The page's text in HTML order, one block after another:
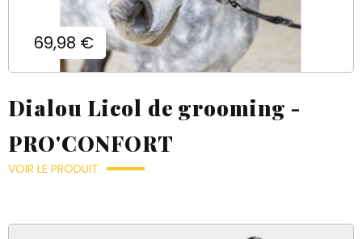
Prix
69,98 €
Dialou Licol de grooming -
PRO'CONFORT
VOIR LE PRODUIT